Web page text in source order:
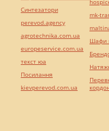
Синтезатори
perevod.agency
agrotechnika.com.ua
europeservice.com.ua
текст юа
Посилання
kievperevod.com.ua
mk-
Шафи